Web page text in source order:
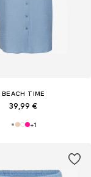
BEACH TIME
39,99 €
+1